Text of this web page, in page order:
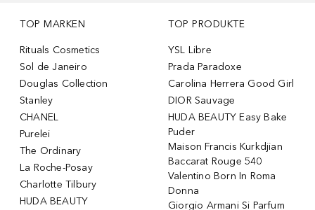
TOP MARKEN
Rituals Cosmetics
Sol de Janeiro
Douglas Collection
Stanley
CHANEL
Purelei
The Ordinary
La Roche-Posay
Charlotte Tilbury
HUDA BEAUTY
TOP PRODUKTE
YSL Libre
Prada Paradoxe
Carolina Herrera Good Girl
DIOR Sauvage
HUDA BEAUTY Easy Bake
Puder
Maison Francis Kurkdjian
Baccarat Rouge 540
Valentino Born In Roma
Donna
Giorgio Armani Si Parfum